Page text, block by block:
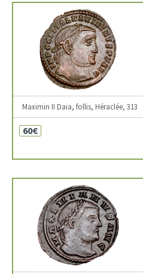
Maximin II Daia, follis, Héraclée, 313
60€